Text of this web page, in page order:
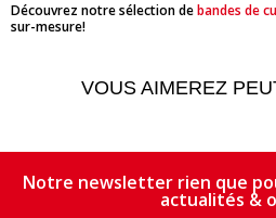
Découvrez notre sélection debandes de
sur-mesure!
VOUS AIMEREZ
Notre newsletter rien que
actualités &